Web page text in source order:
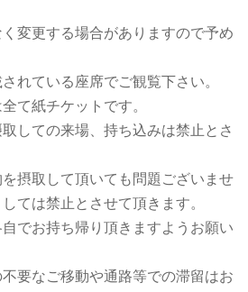
変更する場合がありますので予め
れている座席でご観覧下さい。
て紙チケットです。
しての来場、持ち込みは禁止とさ
摂取して頂いても問題ございませ
ては禁止とさせて頂きます。
でお持ち帰り頂きますようお願い
要なご移動や通路等での滞留はお